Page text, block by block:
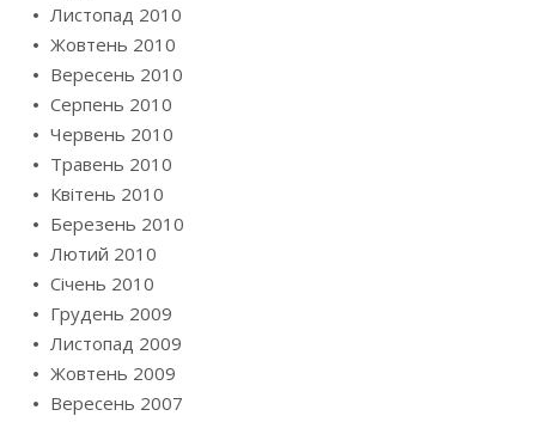
Листопад 2010
Жовтень 2010
Вересень 2010
Серпень 2010
Червень 2010
Травень 2010
Квітень 2010
Березень 2010
Лютий 2010
Січень 2010
Грудень 2009
Листопад 2009
Жовтень 2009
Вересень 2007